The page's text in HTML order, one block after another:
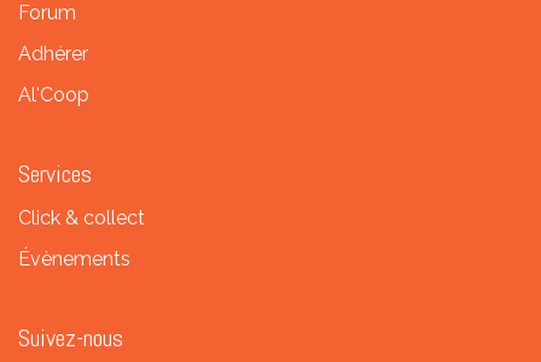
Forum
Adhérer
Al'Coop
Services
Click & collect
Évènements
Suivez-nous